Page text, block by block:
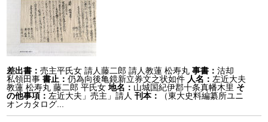
差出書：売主平氏女 請人藤二郎 請人教蓮 松寿丸 事書：沽却
私領田事書止：仍為向後亀鏡新立券文之状如件 人名： 左近大夫
教蓮 松寿丸 藤二郎 平氏女 地名： 山城国紀伊郡十条真幡木里 そ
の他事項： 左近大夫」売主」請人刊本：
（東大史料編纂所ユニ
オンカタログ...